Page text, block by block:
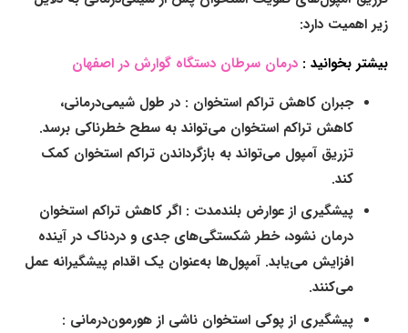
زیر اهمیت دارد:
بیشتر بخوانید :درمان سرطان دستگاه گوارش در اصفهان
جبران کاهش تراکم استخوان : در طول شیمی‌درمانی،
کاهش تراکم استخوان می‌تواند به سطح خطرناکی برسد.
تزریق آمپول می‌تواند به بازگرداندن تراکم استخوان کمک
کند.
پیشگیری از عوارض بلندمدت : اگر کاهش تراکم استخوان
درمان نشود، خطر شکستگی‌های جدی و دردناک در آینده
افزایش می‌یابد. آمپول‌ها به‌عنوان یک اقدام پیشگیرانه عمل
می‌کنند.
پیشگیری از پوکی استخوان ناشی از هورمون‌درمانی :